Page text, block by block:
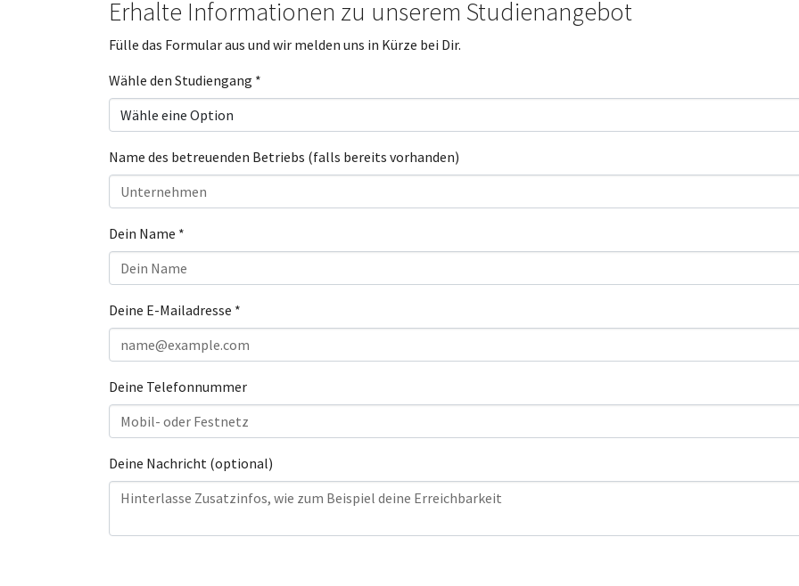
Erhalte Informationen zu unserem Studienangebot
Fülle das Formular aus und wir melden uns in Kürze bei Dir.
Wähle den Studiengang *
Name des betreuenden Betriebs (falls bereits vorhanden)
Dein Name *
Deine E-Mailadresse *
Deine Telefonnummer
Deine Nachricht (optional)